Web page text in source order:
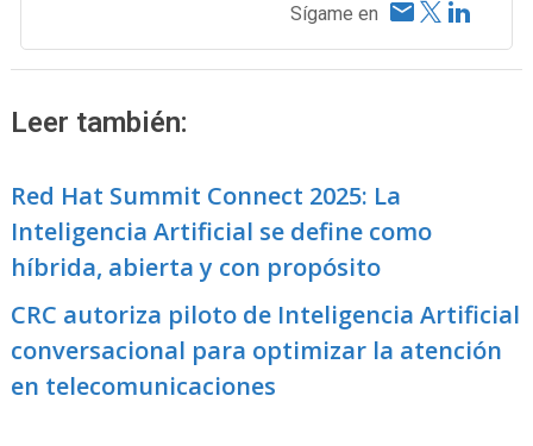
Sígame en
Leer también:
Red Hat Summit Connect 2025: La
Inteligencia Artificial se define como
híbrida, abierta y con propósito
CRC autoriza piloto de Inteligencia Artificial
conversacional para optimizar la atención
en telecomunicaciones